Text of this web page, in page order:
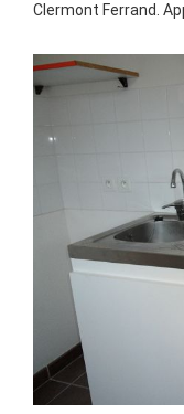
Clermont Ferrand.